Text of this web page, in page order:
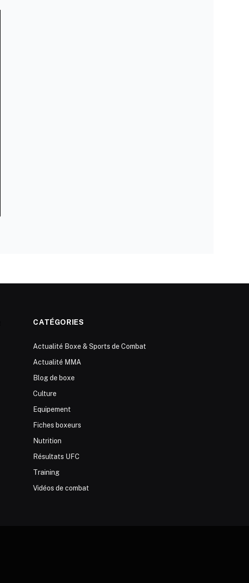
CATÉGORIES
Actualité Boxe & Sports de Combat
Actualité MMA
Blog de boxe
Culture
Equipement
Fiches boxeurs
Nutrition
Résultats UFC
Training
Vidéos de combat